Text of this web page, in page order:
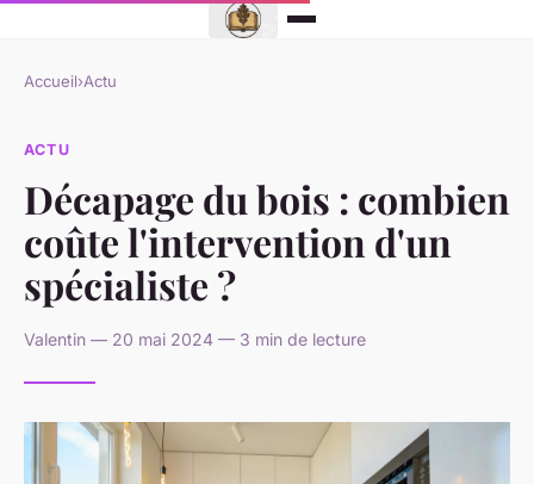
Accueil›Actu
ACTU
Décapage du bois : combien
coûte l'intervention d'un
spécialiste ?
Valentin — 20 mai 2024 — 3 min de lecture